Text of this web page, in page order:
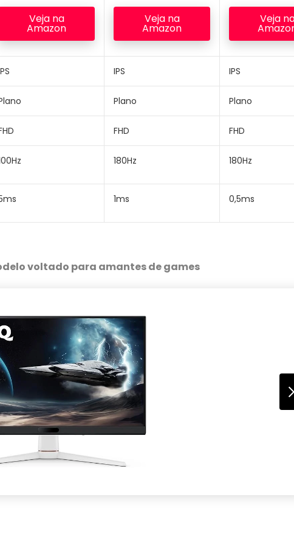
Veja na
Amazon
Veja na
Amazon
IPS
Plano
FHD
180Hz
1ms
Veja
IPS
Plano
FHD
180Hz
0,5ms
voltado para amantes de games